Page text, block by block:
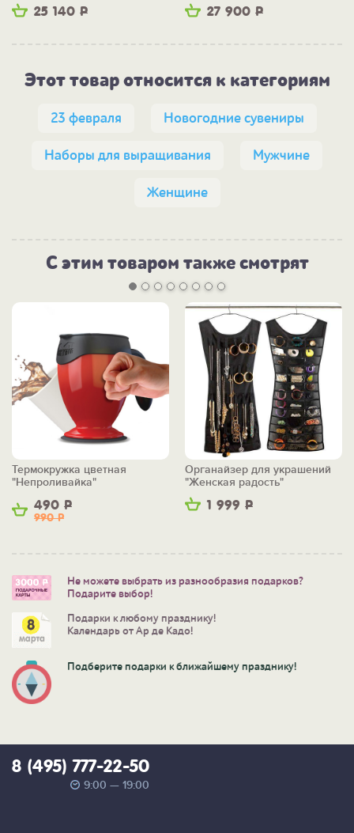
25 140 Р 27 900 Р
Этот товар относится к категориям
23 февраля Новогодние сувениры
Наборы для выращивания Мужчине
Женщине
С этим товаром также смотрят
490 Р
990Р
Термокружка цветная
"Непроливайка"
1 999 Р
Органайзер для украшений
"Женская радость"
Не можете выбрать из разнообразия подарков?
Подарите выбор!
Подарки к любому празднику!
Календарь от Ар де Кадо!
Подберите подарки к ближайшему празднику!
8 (495) 777-22-50
9:00 — 19:00